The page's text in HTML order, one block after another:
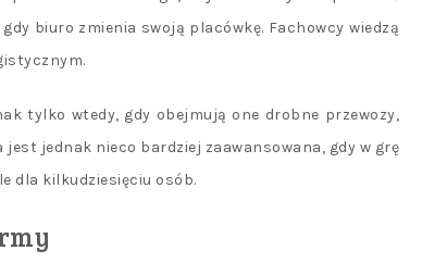
biuro zmienia swoją placówkę. Fachowcy wiedzą
tylko wtedy, gdy obejmują one drobne przewozy,
jednak nieco bardziej zaawansowana, gdy w grę
dla kilkudziesięciu osób.